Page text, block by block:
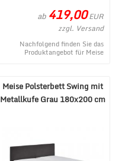
ab 419,00EUR
zzgl. Versand
Nachfolgend finden Sie das
Produktangebot für Meise
Meise Polsterbett Swing mit
Metallkufe Grau 180x200 cm